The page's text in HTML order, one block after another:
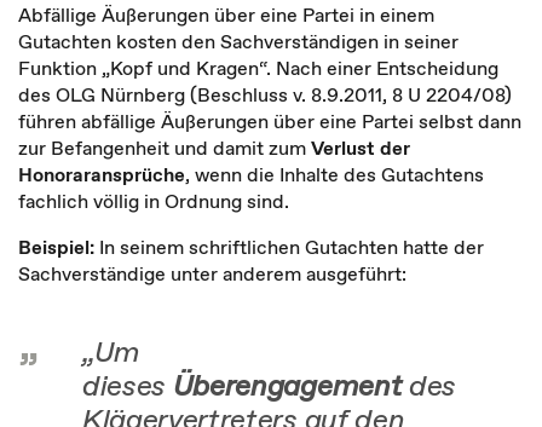
Abfällige Äußerungen über eine Partei in einem
Gutachten kosten den Sachverständigen in seiner
Funktion „Kopf und Kragen“. Nach einer Entscheidung
des OLG Nürnberg (Beschluss v. 8.9.2011, 8 U 2204/08)
führen abfällige Äußerungen über eine Partei selbst dann
zur Befangenheit und damit zumVerlust der
Honoraransprüche, wenn die Inhalte des Gutachtens
fachlich völlig in Ordnung sind.
Beispiel: In seinem schriftlichen Gutachten hatte der
Sachverständige unter anderem ausgeführt:
„Um
dieses Überengagementdes